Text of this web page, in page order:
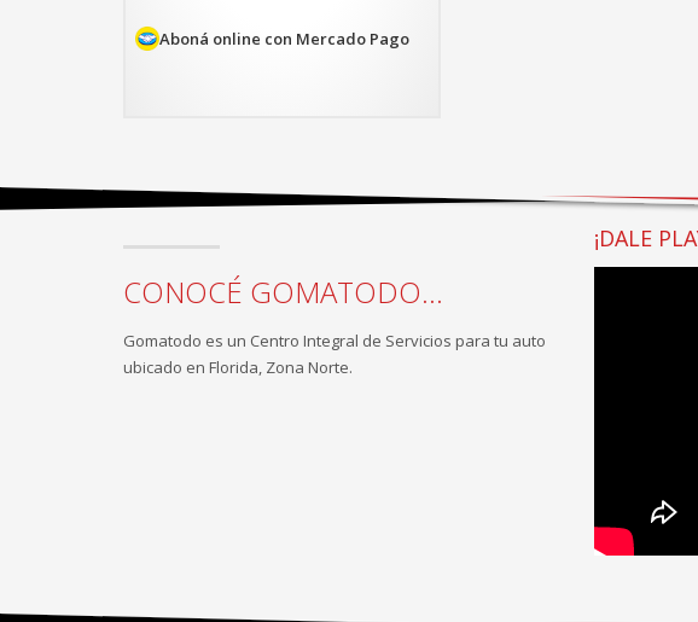
es:
$460.382.
Aboná online con Mercado Pago
CONOCÉ GOMATODO...
Gomatodo es un Centro Integral de Servicios para tu auto
ubicado en Florida, Zona Norte.
¡DALE